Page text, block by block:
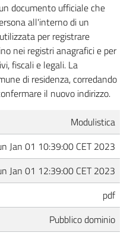
documento ufficiale che
all'interno di un
per registrare
nei registri anagrafici e per
fiscali e legali. La
di residenza, corredando
il nuovo indirizzo.
Modulistica
Jan 01 10:39:00 CET 2023
Jan 01 12:39:00 CET 2023
pdf
Pubblico dominio